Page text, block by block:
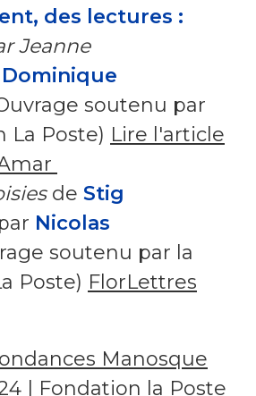
des lectures :
Jeanne
Dominique
soutenu par
La Poste) Lire l'article
de Stig
Nicolas
soutenu par la
Poste) FlorLettres
Manosque
| Fondation la Poste